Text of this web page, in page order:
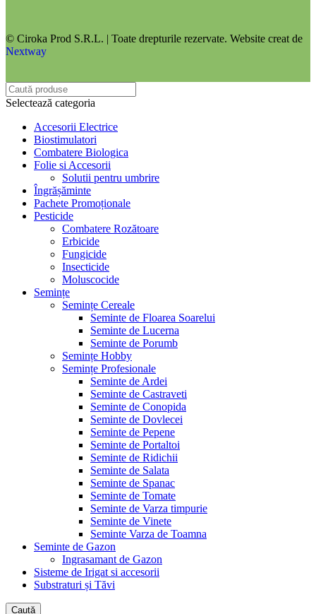
© Ciroka Prod S.R.L. | Toate drepturile rezervate. Website creat de
Nextway
Selectează categoria
Accesorii Electrice
Biostimulatori
Combatere Biologica
Folie si Accesorii
Solutii pentru umbrire
Îngrășăminte
Pachete Promoționale
Pesticide
Combatere Rozătoare
Erbicide
Fungicide
Insecticide
Moluscocide
Semințe
Semințe Cereale
Seminte de Floarea Soarelui
Seminte de Lucerna
Seminte de Porumb
Semințe Hobby
Semințe Profesionale
Seminte de Ardei
Seminte de Castraveti
Seminte de Conopida
Seminte de Dovlecei
Seminte de Pepene
Seminte de Portaltoi
Seminte de Ridichii
Seminte de Salata
Seminte de Spanac
Seminte de Tomate
Seminte de Varza timpurie
Seminte de Vinete
Seminte Varza de Toamna
Seminte de Gazon
Ingrasamant de Gazon
Sisteme de Irigat si accesorii
Substraturi și Tăvi
Caută